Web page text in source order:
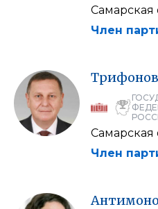
Самарская
Член
Трифонов
Самарская
Член